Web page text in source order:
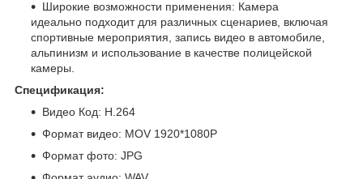
Широкие возможности применения: Камера
идеально подходит для различных сценариев, включая
спортивные мероприятия, запись видео в автомобиле,
альпинизм и использование в качестве полицейской
камеры.
Спецификация:
Видео Код: H.264
Формат видео: MOV 1920*1080P
Формат фото: JPG